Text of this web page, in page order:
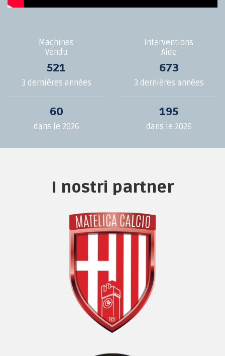
Machines
Vendu
521
3 dernières années
60
dans le 2026
Interventions
Aide
673
3 dernières années
195
dans le 2026
I nostri partner